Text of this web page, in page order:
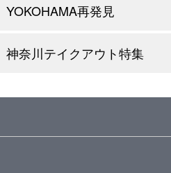
YOKOHAMA再発見
神奈川テイクアウト特集